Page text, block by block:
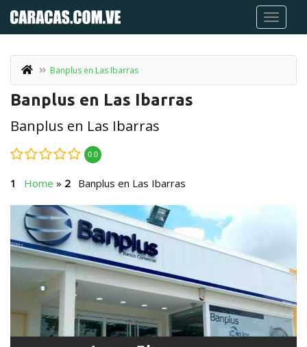
Banplus en Las Ibarras
Banplus en Las Ibarras
Banplus en Las Ibarras
0.0
Home » Banplus en Las Ibarras